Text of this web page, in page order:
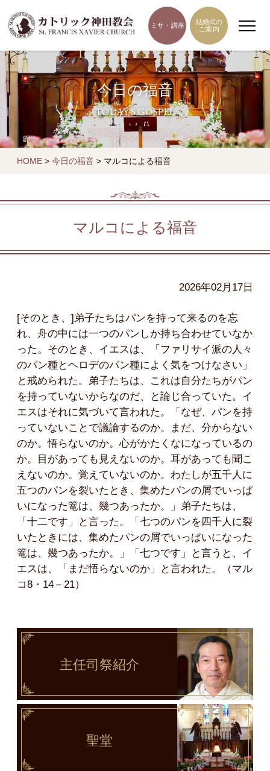
ミサ・講座
結婚式の
ご案内
今日の福音
TODAY'S GOSPEL
HOME > 今日の福音 > マルコによる福音
マルコによる福音
2026年02月17日
[そのとき、]弟子たちはパンを持って来るのを忘
れ、舟の中には一つのパンしか持ち合わせていなか
った。そのとき、イエスは、「ファリサイ派の人々
のパン種とヘロデのパン種によく気をつけなさい」
と戒められた。弟子たちは、これは自分たちがパン
を持っていないからなのだ、と論じ合っていた。イ
エスはそれに気づいて言われた。「なぜ、パンを持
っていないことで議論するのか。まだ、分からない
のか。悟らないのか。心がかたくなになっているの
か。目があっても見えないのか。耳があっても聞こ
えないのか。覚えていないのか。わたしが五千人に
五つのパンを裂いたとき、集めたパンの屑でいっぱ
いになった篭は、幾つあったか。」弟子たちは、
「十二です」と言った。「七つのパンを四千人に裂
いたときには、集めたパンの屑でいっぱいになった
篭は、幾つあったか。」「七つです」と言うと、イ
エスは、「まだ悟らないのか」と言われた。（マル
コ8・14－21）
主任司祭紹介
聖堂